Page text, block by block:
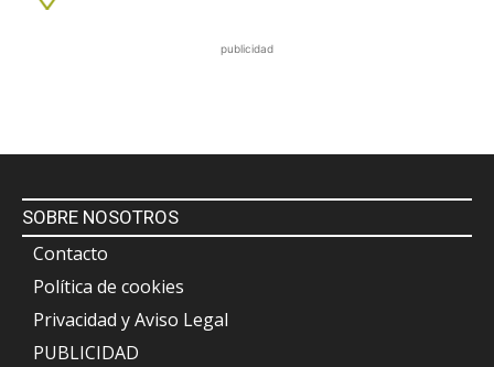
publicidad
SOBRE NOSOTROS
Contacto
Política de cookies
Privacidad y Aviso Legal
PUBLICIDAD